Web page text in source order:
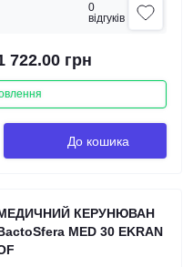
0
вiдгукiв
722.00 грн
До кошика
КЕРУНЮВАН
MED 30 EKRAN